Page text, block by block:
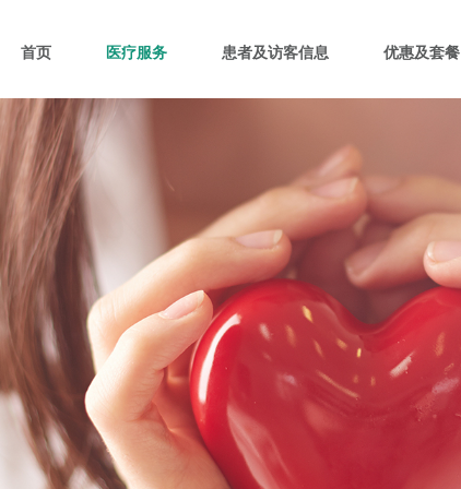
首页
医疗服务
科室
心脑血管
体检科
麻醉科
肿瘤科
儿童保健科
耳鼻咽喉科
妇产科
眼科
泌尿科
患者及访客信息
患者服务
优惠及套餐
新加坡
新加坡莱佛士医院 北京莱佛士医院